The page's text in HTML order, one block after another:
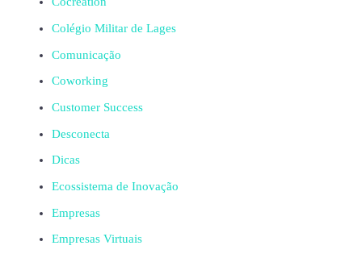
Colégio Militar de Lages
Comunicação
Coworking
Customer Success
Desconecta
Dicas
Ecossistema de Inovação
Empresas
Empresas Virtuais